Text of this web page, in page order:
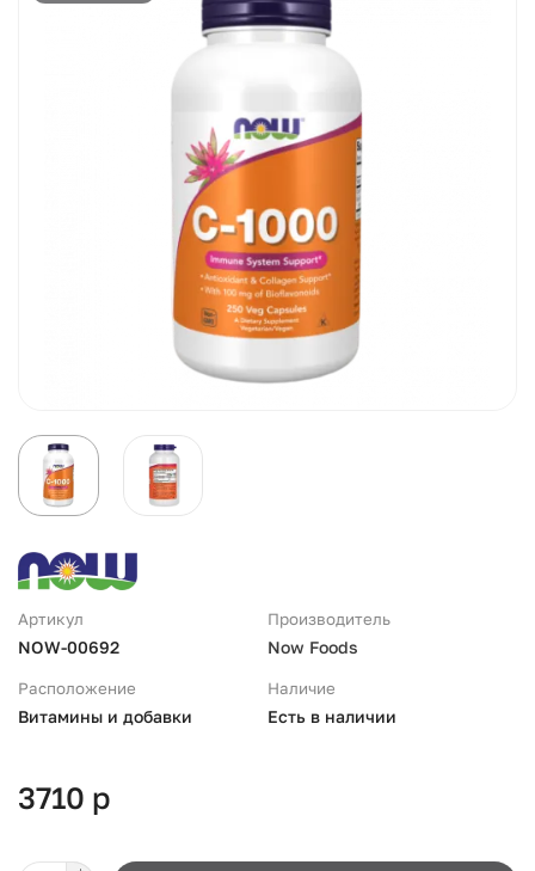
Артикул
NOW-00692
Производитель
Now Foods
Расположение
Витамины и добавки
Наличие
Есть в наличии
3710 р